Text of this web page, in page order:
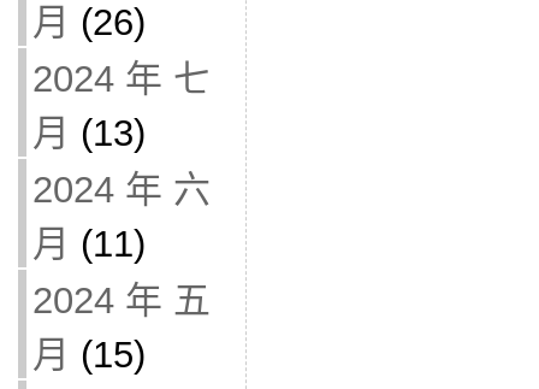
月 (26)
2024 年 七
月 (13)
2024 年 六
月 (11)
2024 年 五
月 (15)